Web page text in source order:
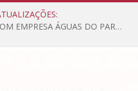
VEREADORES SE REUNÉM COM EMPRESA ÁGUAS DO PARÁ, PARA APRESENTAR REIVINDICAÇÕES E MELHORIAS NA QUALIDADE DOS SERVIÇOS OFERECIDOS Á POPULAÇÃO.